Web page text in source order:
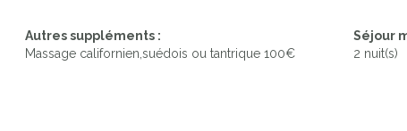
Autres suppléments :
Massage californien,suédois ou tantrique 100€
Séjour
2 nuit(s)